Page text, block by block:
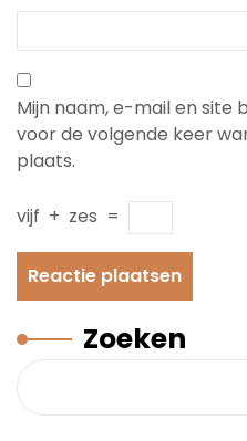
Mijn naam, e-mail en site
voor de volgende keer
plaats.
vijf + zes =
Zoeken